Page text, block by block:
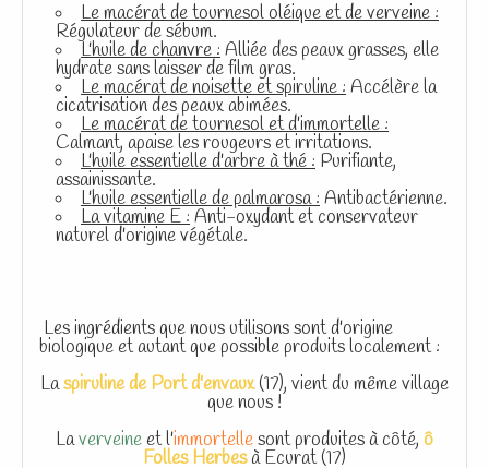
Le macérat de tournesol oléique et de verveine :
Régulateur de sébum.
L'huile de chanvre :Alliée des peaux grasses, elle
hydrate sans laisser de film gras.
Le macérat de noisette et spiruline :Accélère la
cicatrisation des peaux abimées.
Le macérat de tournesol et d'immortelle :
Calmant, apaise les rougeurs et irritations.
L'huile essentielle d'arbre à thé : Purifiante,
assainissante.
L'huile essentielle de palmarosa :Antibactérienne.
La vitamine E :Anti-oxydant et conservateur
naturel d'origine végétale.
Les ingrédients que nous utilisons sont d'origine
biologique et autant que possible produits localement :
Laspiruline de Port d'envaux(17), vient du même village
que nous !
Laverveineet l'immortellesont produites à côté, ô
Folles Herbesà Ecurat (17)